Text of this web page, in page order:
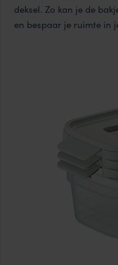
deksel. Zo kan je de
en bespaar je ruimte in